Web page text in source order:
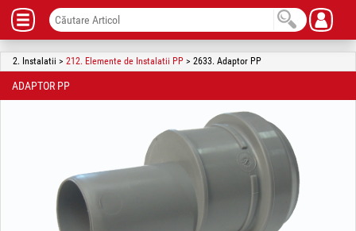
2. Instalatii > 212. Elemente de Instalatii PP > 2633. Adaptor PP
ADAPTOR PP